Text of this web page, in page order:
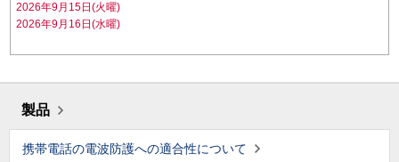
2026年9月15日(火曜)
2026年9月16日(水曜)
製品
携帯電話の電波防護への適合性について